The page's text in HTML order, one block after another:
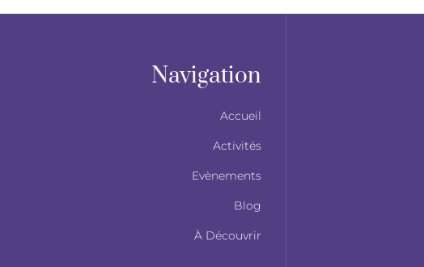
Navigation
Accueil
Activités
Evènements
Blog
À Découvrir